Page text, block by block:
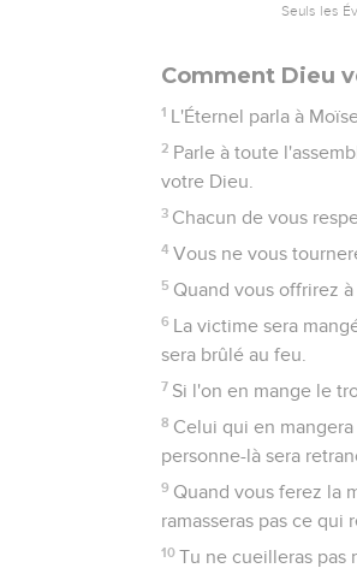
Seuls les
Comment Dieu
1 L'Éternel parla à
2 Parle à toute
votre Dieu.
3 Chacun de vous
4 Vous ne vous
5 Quand vous offrirez
6 La victime sera
sera brûlé au feu.
7 Si l'on en mange le
8 Celui qui en
personne-là sera
9 Quand vous ferez la
ramasseras pas ce qui
10 Tu ne cueilleras pas